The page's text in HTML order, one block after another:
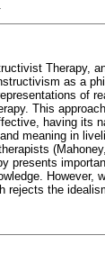
Therapy,
as a
of
This
having its
meaning in
presents
However,
rejects the